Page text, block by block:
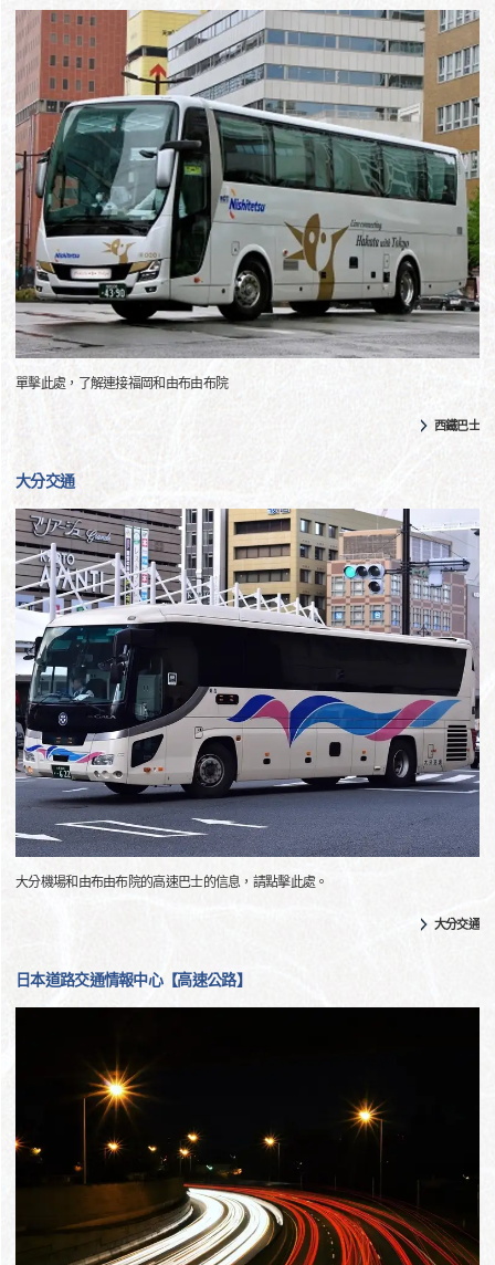
單擊此處，了解連接福岡和由布由布院
西鐵巴士
大分交通
大分機場和由布由布院的高速巴士的信息，請點擊此處。
大分交通
日本道路交通情報中心【高速公路】